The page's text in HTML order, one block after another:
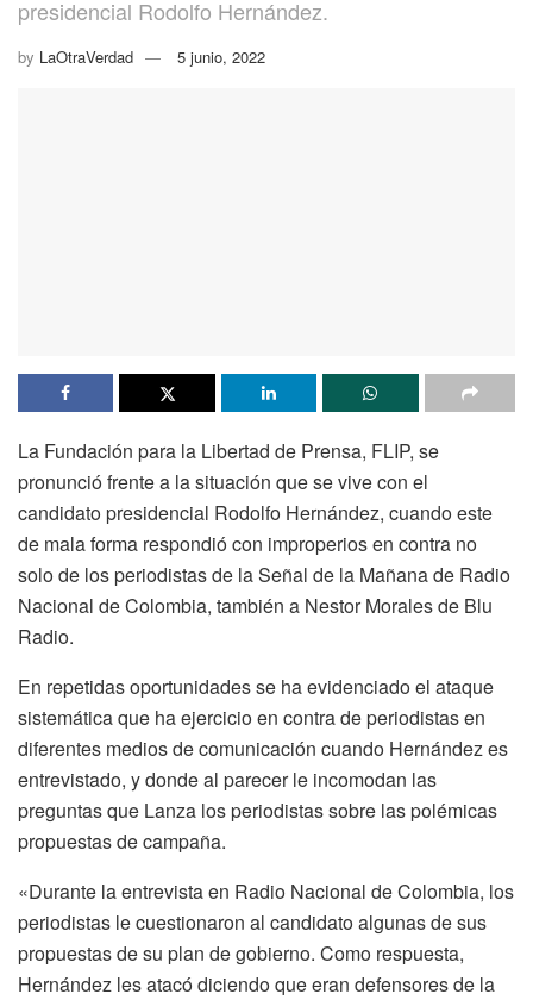
presidencial Rodolfo Hernández.
by LaOtraVerdad 5 junio, 2022
La Fundación para la Libertad de Prensa, FLIP, se
pronunció frente a la situación que se vive con el
candidato presidencial Rodolfo Hernández, cuando este
de mala forma respondió con improperios en contra no
solo de los periodistas de la Señal de la Mañana de Radio
Nacional de Colombia, también a Nestor Morales de Blu
Radio.
En repetidas oportunidades se ha evidenciado el ataque
sistemática que ha ejercicio en contra de periodistas en
diferentes medios de comunicación cuando Hernández es
entrevistado, y donde al parecer le incomodan las
preguntas que Lanza los periodistas sobre las polémicas
propuestas de campaña.
«Durante la entrevista en Radio Nacional de Colombia, los
periodistas le cuestionaron al candidato algunas de sus
propuestas de su plan de gobierno. Como respuesta,
Hernández les atacó diciendo que eran defensores de la